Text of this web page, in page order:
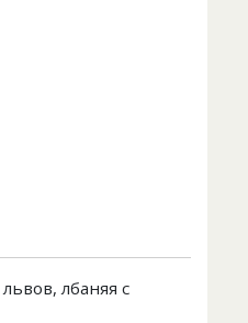
лбаняя с